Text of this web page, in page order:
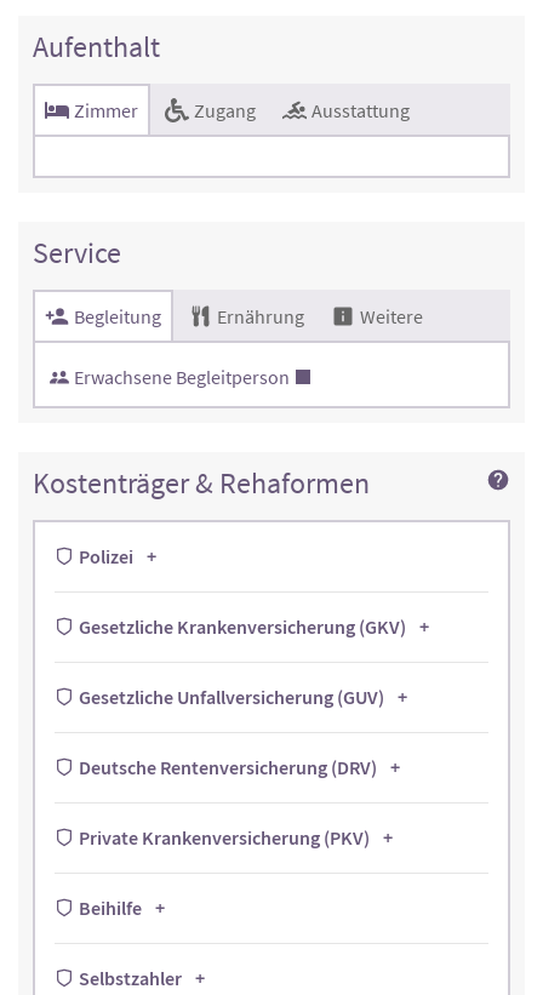
Aufenthalt
Zimmer Zugang Ausstattung
Service
Begleitung Ernährung Weitere
Erwachsene Begleitperson
Kostenträger & Rehaformen
Polizei
Gesetzliche Krankenversicherung (GKV)
Gesetzliche Unfallversicherung (GUV)
Deutsche Rentenversicherung (DRV)
Private Krankenversicherung (PKV)
Beihilfe
Selbstzahler